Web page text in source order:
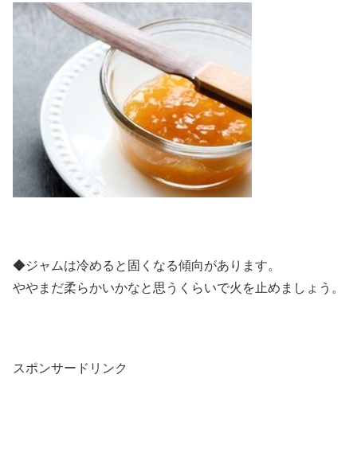
◆ジャムは冷めると固くなる傾向があります。
ややまだ柔らかいかなと思うくらいで火を止めましょう。
スポンサードリンク